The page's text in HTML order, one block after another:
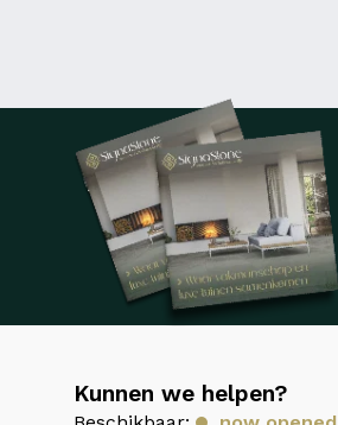
Kunnen we helpen?